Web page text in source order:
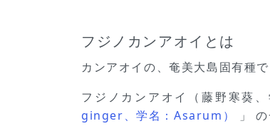
フジノカンアオイとは
カンアオイの、奄美大島固有種
フジノカンアオイ（藤野寒葵
ginger、学名：Asarum）
」